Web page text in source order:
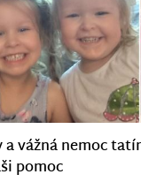
vážná nemoc
pomoc